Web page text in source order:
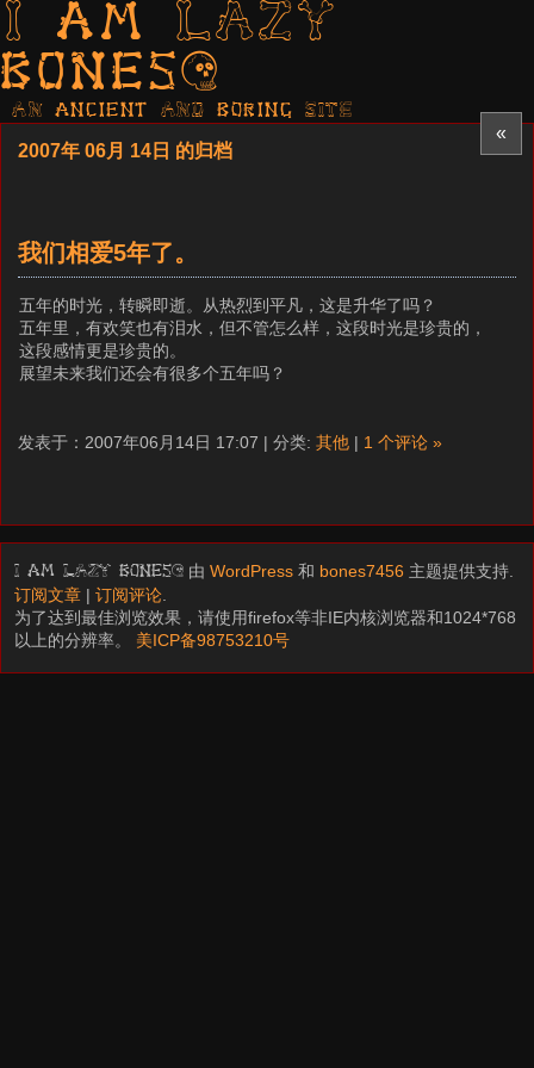
I am LAZY
bones?
AN ancient AND boring SITE
«
2007年 06月 14日 的归档
我们相爱5年了。
五年的时光，转瞬即逝。从热烈到平凡，这是升华了吗？
五年里，有欢笑也有泪水，但不管怎么样，这段时光是珍贵的，
这段感情更是珍贵的。
展望未来我们还会有很多个五年吗？
发表于：2007年06月14日 17:07 | 分类: 其他 | 1 个评论 »
I am LAZY bones? 由WordPress 和 bones7456 主题提供支持.
订阅文章 |订阅评论
为了达到最佳浏览效果，请使用firefox等非IE内核浏览器和1024*768
以上的分辨率。 美ICP备98753210号